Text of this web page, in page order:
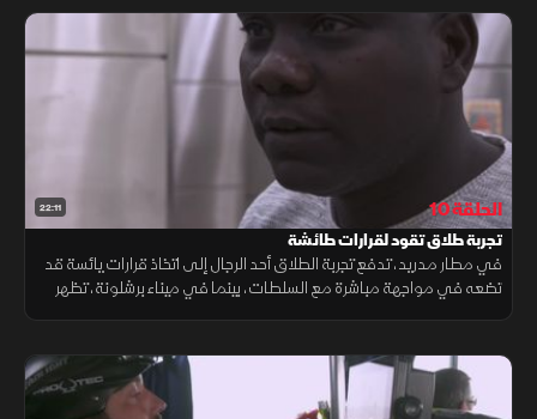
22:11 الحلقة 10
تجربة طلاق تقود لقرارات طائشة
في مطار مدريد، تدفع تجربة الطلاق أحد الرجال إلى اتخاذ قرارات يائسة قد
تضعه في مواجهة مباشرة مع السلطات، بينما في ميناء برشلونة، تظهر